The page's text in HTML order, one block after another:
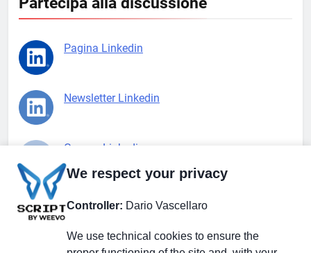
Pagina Linkedin
Newsletter Linkedin
Gruppo Linkedin
Pagina Facebook
X.com
We respect your privacy
Controller: Dario Vascellaro
We use technical cookies to ensure the